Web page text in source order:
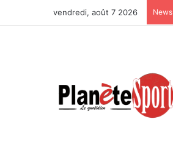
vendredi, août 7 2026 News